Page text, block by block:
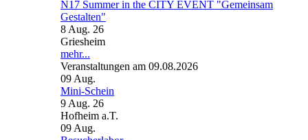
N17 Summer in the CITY EVENT "Gemeinsam
Gestalten"
8 Aug. 26
Griesheim
mehr...
Veranstaltungen am 09.08.2026
09 Aug.
Mini-Schein
9 Aug. 26
Hofheim a.T.
09 Aug.